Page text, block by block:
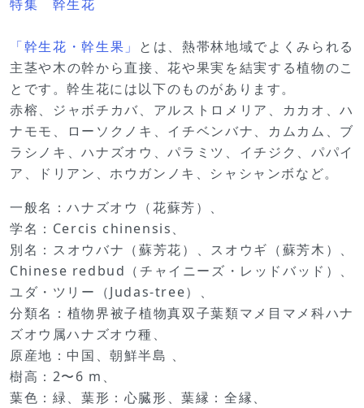
特集 幹生花
「幹生花・幹生果」 とは、熱帯林地域でよくみられる
主茎や木の幹から直接、花や果実を結実する植物のこ
とです。幹生花には以下のものがあります。
赤榕、ジャボチカバ、アルストロメリア、カカオ、ハ
ナモモ、ローソクノキ、イチベンバナ、カムカム、ブ
ラシノキ、ハナズオウ、パラミツ、イチジク、パパイ
ア、ドリアン、ホウガンノキ、シャシャンボなど。
一般名：ハナズオウ（花蘇芳）、
学名：Cercis chinensis、
別名：スオウバナ（蘇芳花）、スオウギ（蘇芳木）、
Chinese redbud（チャイニーズ・レッドバッド）、
ユダ・ツリー（Judas‐tree）、
分類名：植物界被子植物真双子葉類マメ目マメ科ハナ
ズオウ属ハナズオウ種、
原産地：中国、朝鮮半島 、
樹高：2〜6 m、
葉色：緑、葉形：心臓形、葉縁：全縁、